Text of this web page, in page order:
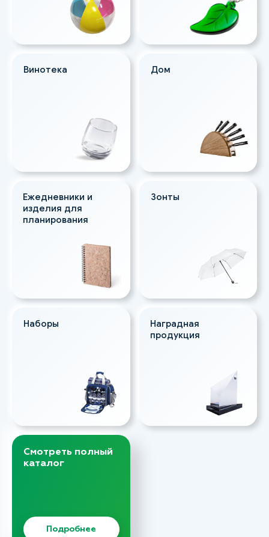
Винотека Дом
Ежедневники и
изделия для
планирования
Зонты
Наборы
Наградная
продукция
Смотреть полный
каталог
Подробнее